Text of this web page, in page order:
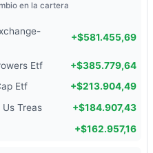
en la cartera
+$581.455,69
Etf
+$385.779,64
Etf
+$213.904,49
Treas
+$184.907,43
+$162.957,16